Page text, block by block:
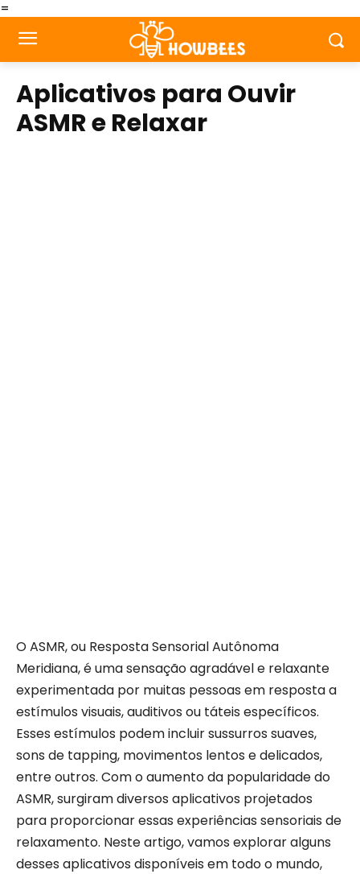
=
Aplicativos para Ouvir
ASMR e Relaxar
O ASMR, ou Resposta Sensorial Autônoma
Meridiana, é uma sensação agradável e relaxante
experimentada por muitas pessoas em resposta a
estímulos visuais, auditivos ou táteis específicos.
Esses estímulos podem incluir sussurros suaves,
sons de tapping, movimentos lentos e delicados,
entre outros. Com o aumento da popularidade do
ASMR, surgiram diversos aplicativos projetados
para proporcionar essas experiências sensoriais de
relaxamento. Neste artigo, vamos explorar alguns
desses aplicativos disponíveis em todo o mundo,